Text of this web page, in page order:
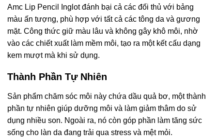
Amc Lip Pencil Inglot đánh bại cả các đối thủ với bảng
màu ấn tượng, phù hợp với tất cả các tông da và gương
mặt. Công thức giữ màu lâu và không gây khô môi, nhờ
vào các chiết xuất làm mềm môi, tạo ra một kết cấu dạng
kem mượt mà khi sử dụng.
Thành Phần Tự Nhiên
Sản phẩm chăm sóc môi này chứa dầu quả bơ, một thành
phần tự nhiên giúp dưỡng môi và làm giảm thâm do sử
dụng nhiều son. Ngoài ra, nó còn góp phần làm tăng sức
sống cho làn da đang trải qua stress và mệt mỏi.